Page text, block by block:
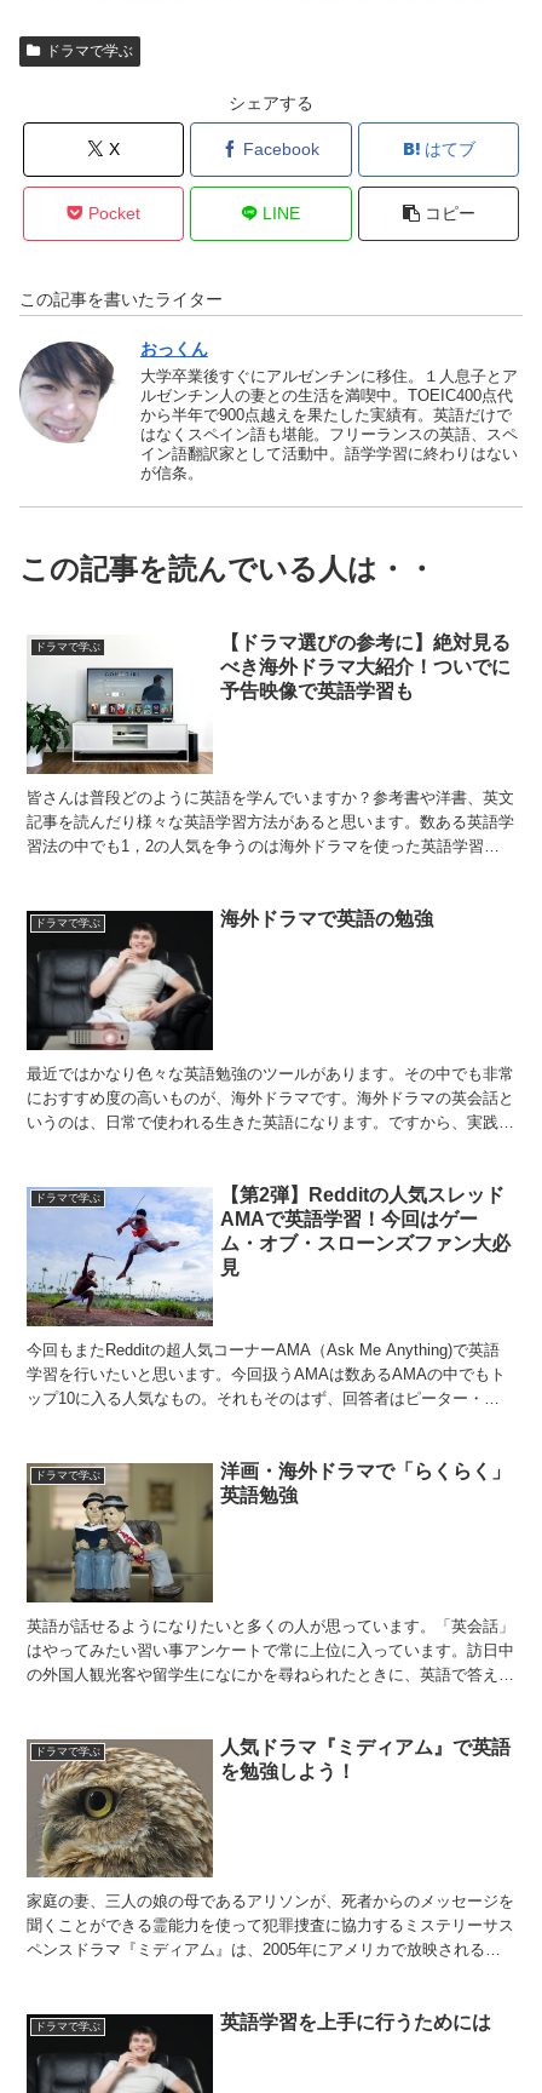
ドラマで学ぶ
シェアする
X Facebook はてブ
Pocket LINE コピー
この記事を書いたライター
おっくん
大学卒業後すぐにアルゼンチンに移住。１人息子とア
ルゼンチン人の妻との生活を満喫中。TOEIC400点代
から半年で900点越えを果たした実績有。英語だけで
はなくスペイン語も堪能。フリーランスの英語、スペ
イン語翻訳家として活動中。語学学習に終わりはない
が信条。
この記事を読んでいる人は・・
ドラマで学ぶ
【ドラマ選びの参考に】絶対見る
べき海外ドラマ大紹介！ついでに
予告映像で英語学習も
皆さんは普段どのように英語を学んでいますか？参考書や洋書、英文
記事を読んだり様々な英語学習方法があると思います。数ある英語学
習法の中でも1，2の人気を争うのは海外ドラマを使った英語学習で
ドラマで学ぶ 海外ドラマで英語の勉強
最近ではかなり色々な英語勉強のツールがあります。その中でも非常
におすすめ度の高いものが、海外ドラマです。海外ドラマの英会話と
いうのは、日常で使われる生きた英語になります。ですから、実践で
ドラマで学ぶ
【第2弾】Redditの人気スレッド
AMAで英語学習！今回はゲー
ム・オブ・スローンズファン大必
見
今回もまたRedditの超人気コーナーAMA（Ask Me Anything)で英語
学習を行いたいと思います。今回扱うAMAは数あるAMAの中でもト
ップ10に入る人気なもの。それもそのはず、回答者はピーター・デ
ドラマで学ぶ
洋画・海外ドラマで「らくらく」
英語勉強
英語が話せるようになりたいと多くの人が思っています。「英会話」
はやってみたい習い事アンケートで常に上位に入っています。訪日中
の外国人観光客や留学生になにかを尋ねられたときに、英語で答えら
ドラマで学ぶ
人気ドラマ『ミディアム』で英語
を勉強しよう！
家庭の妻、三人の娘の母であるアリソンが、死者からのメッセージを
聞くことができる霊能力を使って犯罪捜査に協力するミステリーサス
ペンスドラマ『ミディアム』は、2005年にアメリカで放映されると
ドラマで学ぶ 英語学習を上手に行うためには